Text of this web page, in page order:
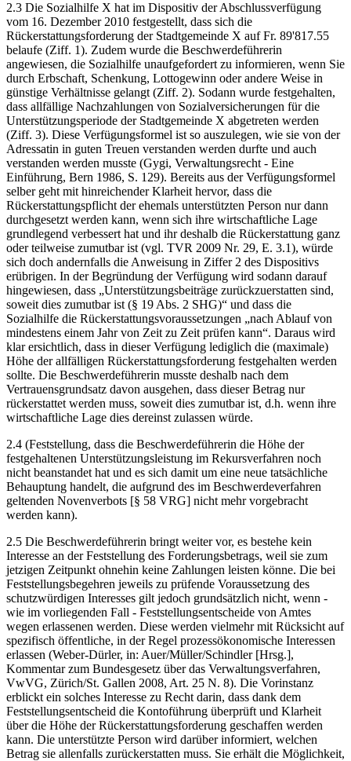
2.3 Die Sozialhilfe X hat im Dispositiv der Abschlussverfügung
vom 16. Dezember 2010 festgestellt, dass sich die
Rückerstattungsforderung der Stadtgemeinde X auf Fr. 89'817.55
belaufe (Ziff. 1). Zudem wurde die Beschwerdeführerin
angewiesen, die Sozialhilfe unaufgefordert zu informieren, wenn Sie
durch Erbschaft, Schenkung, Lottogewinn oder andere Weise in
günstige Verhältnisse gelangt (Ziff. 2). Sodann wurde festgehalten,
dass allfällige Nachzahlungen von Sozialversicherungen für die
Unterstützungsperiode der Stadtgemeinde X abgetreten werden
(Ziff. 3). Diese Verfügungsformel ist so auszulegen, wie sie von der
Adressatin in guten Treuen verstanden werden durfte und auch
verstanden werden musste (Gygi, Verwaltungsrecht - Eine
Einführung, Bern 1986, S. 129). Bereits aus der Verfügungsformel
selber geht mit hinreichender Klarheit hervor, dass die
Rückerstattungspflicht der ehemals unterstützten Person nur dann
durchgesetzt werden kann, wenn sich ihre wirtschaftliche Lage
grundlegend verbessert hat und ihr deshalb die Rückerstattung ganz
oder teilweise zumutbar ist (vgl. TVR 2009 Nr. 29, E. 3.1), würde
sich doch andernfalls die Anweisung in Ziffer 2 des Dispositivs
erübrigen. In der Begründung der Verfügung wird sodann darauf
hingewiesen, dass „Unterstützungsbeiträge zurückzuerstatten sind,
soweit dies zumutbar ist (§ 19 Abs. 2 SHG)“ und dass die
Sozialhilfe die Rückerstattungsvoraussetzungen „nach Ablauf von
mindestens einem Jahr von Zeit zu Zeit prüfen kann“. Daraus wird
klar ersichtlich, dass in dieser Verfügung lediglich die (maximale)
Höhe der allfälligen Rückerstattungsforderung festgehalten werden
sollte. Die Beschwerdeführerin musste deshalb nach dem
Vertrauensgrundsatz davon ausgehen, dass dieser Betrag nur
rückerstattet werden muss, soweit dies zumutbar ist, d.h. wenn ihre
wirtschaftliche Lage dies dereinst zulassen würde.
2.4 (Feststellung, dass die Beschwerdeführerin die Höhe der
festgehaltenen Unterstützungsleistung im Rekursverfahren noch
nicht beanstandet hat und es sich damit um eine neue tatsächliche
Behauptung handelt, die aufgrund des im Beschwerdeverfahren
geltenden Novenverbots [§ 58 VRG] nicht mehr vorgebracht
werden kann).
2.5 Die Beschwerdeführerin bringt weiter vor, es bestehe kein
Interesse an der Feststellung des Forderungsbetrags, weil sie zum
jetzigen Zeitpunkt ohnehin keine Zahlungen leisten könne. Die bei
Feststellungsbegehren jeweils zu prüfende Voraussetzung des
schutzwürdigen Interesses gilt jedoch grundsätzlich nicht, wenn -
wie im vorliegenden Fall - Feststellungsentscheide von Amtes
wegen erlassenen werden. Diese werden vielmehr mit Rücksicht auf
spezifisch öffentliche, in der Regel prozessökonomische Interessen
erlassen (Weber-Dürler, in: Auer/Müller/Schindler [Hrsg.],
Kommentar zum Bundesgesetz über das Verwaltungsverfahren,
VwVG, Zürich/St. Gallen 2008, Art. 25 N. 8). Die Vorinstanz
erblickt ein solches Interesse zu Recht darin, dass dank dem
Feststellungsentscheid die Kontoführung überprüft und Klarheit
über die Höhe der Rückerstattungsforderung geschaffen werden
kann. Die unterstützte Person wird darüber informiert, welchen
Betrag sie allenfalls zurückerstatten muss. Sie erhält die Möglichkeit,